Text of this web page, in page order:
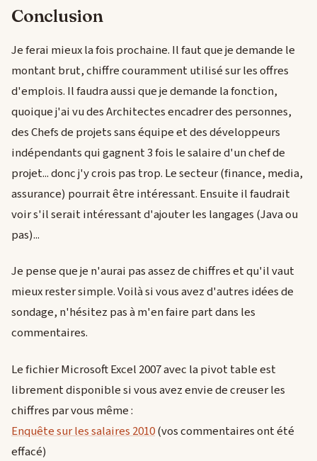
Conclusion
Je ferai mieux la fois prochaine. Il faut que je demande le
montant brut, chiffre couramment utilisé sur les offres
d'emplois. Il faudra aussi que je demande la fonction,
quoique j'ai vu des Architectes encadrer des personnes,
des Chefs de projets sans équipe et des développeurs
indépendants qui gagnent 3 fois le salaire d'un chef de
projet... donc j'y crois pas trop. Le secteur (finance, media,
assurance) pourrait être intéressant. Ensuite il faudrait
voir s'il serait intéressant d'ajouter les langages (Java ou
pas)...
Je pense que je n'aurai pas assez de chiffres et qu'il vaut
mieux rester simple. Voilà si vous avez d'autres idées de
sondage, n'hésitez pas à m'en faire part dans les
commentaires.
Le fichier Microsoft Excel 2007 avec la pivot table est
librement disponible si vous avez envie de creuser les
chiffres par vous même :
Enquête sur les salaires 2010(vos commentaires ont été
effacé)